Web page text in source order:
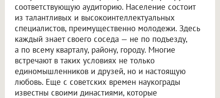
соответствующую аудиторию. Население состоит
из талантливых и высокоинтеллектуальных
специалистов, преимущественно молодежи. Здесь
каждый знает своего соседа — не по подъезду,
а по всему кварталу, району, городу. Многие
встречают в таких условиях не только
единомышленников и друзей, но и настоящую
любовь. Еще с советских времен наукограды
известны своими династиями, которые